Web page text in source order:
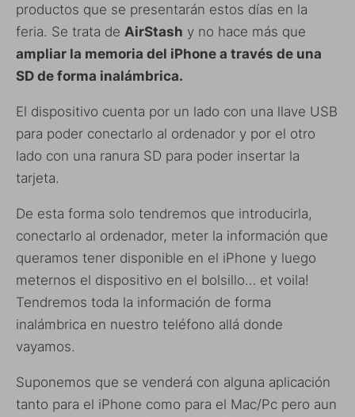
productos que se presentarán estos días en la
feria. Se trata de AirStash y no hace más que
ampliar la memoria del iPhone a través de una
SD de forma inalámbrica.
El dispositivo cuenta por un lado con una llave USB
para poder conectarlo al ordenador y por el otro
lado con una ranura SD para poder insertar la
tarjeta.
De esta forma solo tendremos que introducirla,
conectarlo al ordenador, meter la información que
queramos tener disponible en el iPhone y luego
meternos el dispositivo en el bolsillo… et voila!
Tendremos toda la información de forma
inalámbrica en nuestro teléfono allá donde
vayamos.
Suponemos que se venderá con alguna aplicación
tanto para el iPhone como para el Mac/Pc pero aun